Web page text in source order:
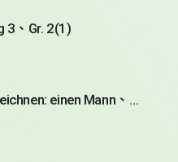
3、Gr. 2(1)
Dialog 2 (3)、Zeichnen: einen Mann、Lesetext 1(1)